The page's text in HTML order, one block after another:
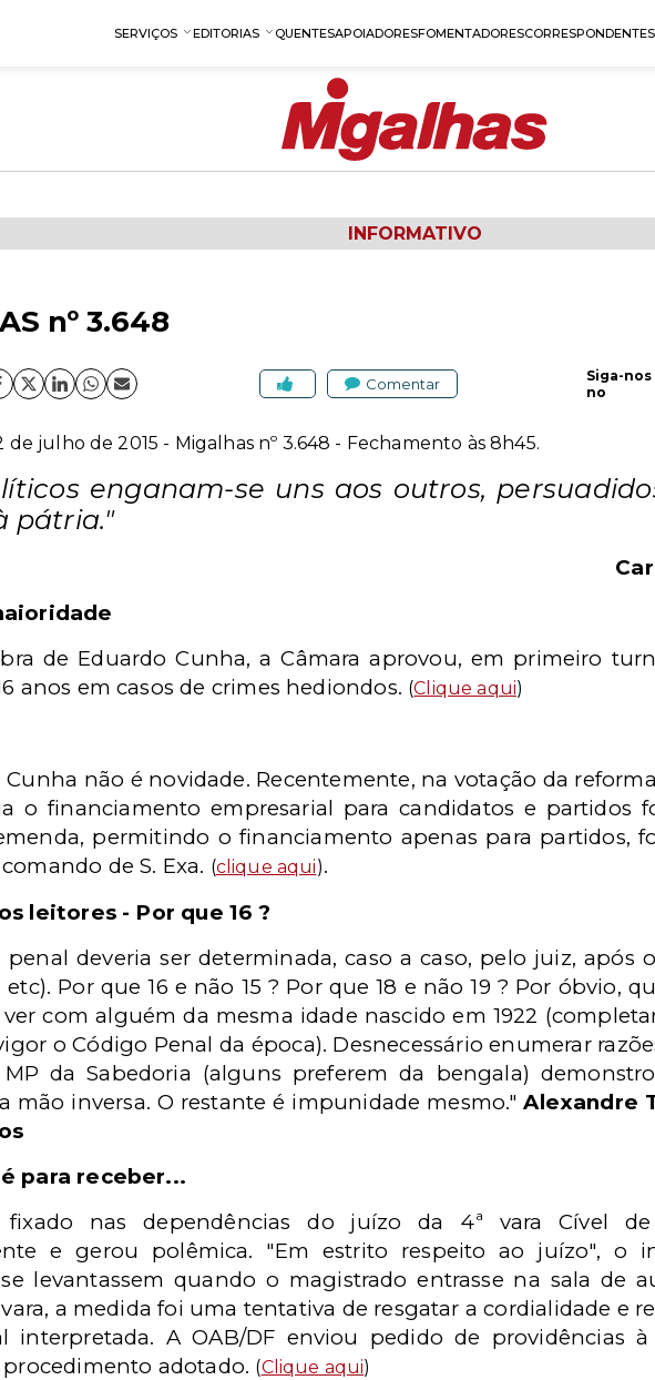
SERVIÇOS EDITORIAS QUENTESAPOIADORESFOMENTADORESCORRESPONDENTES
INFORMATIVO
nº 3.648
Comentar
Siga-nos
no
de julho de 2015 - Migalhas nº 3.648 - Fechamento às 8h45.
enganam-se uns aos outros,
pátria."
de Eduardo Cunha, a Câmara aprovou, em primeiro
anos em casos de crimes hediondos. (Clique aqui)
Cunha não é novidade. Recentemente, na votação da
o financiamento empresarial para candidatos e partidos
permitindo o financiamento apenas para partidos,
de S. Exa. (clique aqui).
leitores - Por que 16 ?
penal deveria ser determinada, caso a caso, pelo juiz, após
Por que 16 e não 15 ? Por que 18 e não 19 ? Por óbvio,
com alguém da mesma idade nascido em 1922
o Código Penal da época). Desnecessário enumerar
da Sabedoria (alguns preferem da bengala)
mão inversa. O restante é impunidade mesmo." Alexandre
para receber...
nas dependências do juízo da 4ª vara Cível de
e gerou polêmica. "Em estrito respeito ao juízo", o
levantassem quando o magistrado entrasse na sala de
a medida foi uma tentativa de resgatar a cordialidade e
interpretada. A OAB/DF enviou pedido de providências
adotado. (Clique aqui)